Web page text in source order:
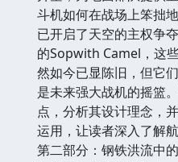
斗机如何在战场上笨拙
已开启了天空的主权争
的Sopwith Camel，这
然如今已显陈旧，但它
是未来强大战机的摇篮
点，分析其设计理念，
运用，让读者深入了解
第二部分：钢铁洪流中